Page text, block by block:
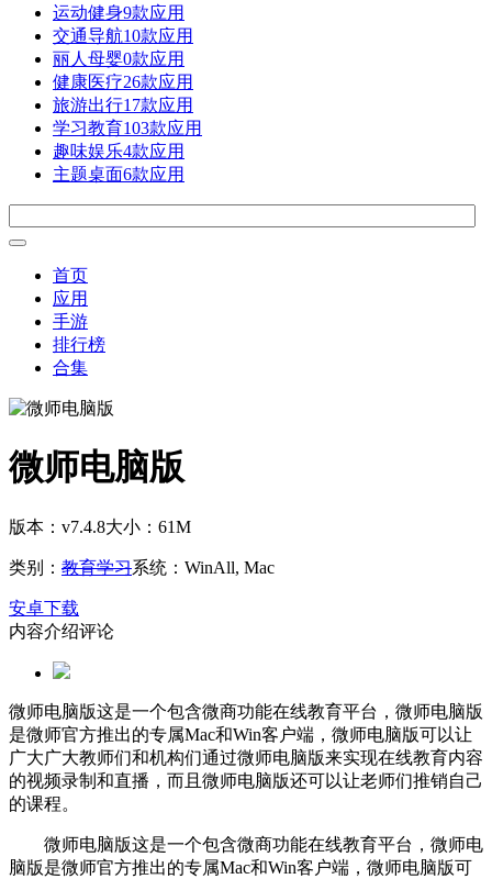
运动健身9款应用
交通导航10款应用
丽人母婴0款应用
健康医疗26款应用
旅游出行17款应用
学习教育103款应用
趣味娱乐4款应用
主题桌面6款应用
首页
应用
手游
排行榜
合集
微师电脑版
版本：v7.4.8大小：61M
类别： 教育学习系统：WinAll, Mac
安卓下载
内容介绍评论
微师电脑版这是一个包含微商功能在线教育平台，微师电脑版
是微师官方推出的专属Mac和Win客户端，微师电脑版可以让
广大广大教师们和机构们通过微师电脑版来实现在线教育内容
的视频录制和直播，而且微师电脑版还可以让老师们推销自己
的课程。
微师电脑版这是一个包含微商功能在线教育平台，微师电
脑版是微师官方推出的专属Mac和Win客户端，微师电脑版可